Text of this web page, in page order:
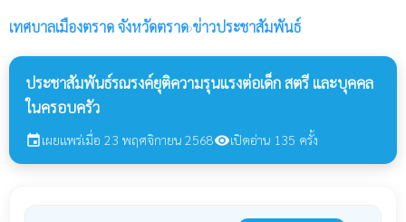
เทศบาลเมืองตราดจังหวัดตราด›ข่าวประชาสัมพันธ์
ประชาสัมพันธ์รณรงค์ยุติความรุนแรงต่อเด็ก สตรี และบุคคล
ในครอบครัว
eventเผยแพร่เมื่อ 23 พฤศจิกายน 2568visibilityเปิดอ่าน 135 ครั้ง